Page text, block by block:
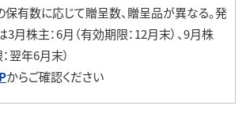
保有数に応じて贈呈数、贈呈品が異なる。発
月株主：6月（有効期限：12月末）、9月株
翌年6月末）
からご確認ください